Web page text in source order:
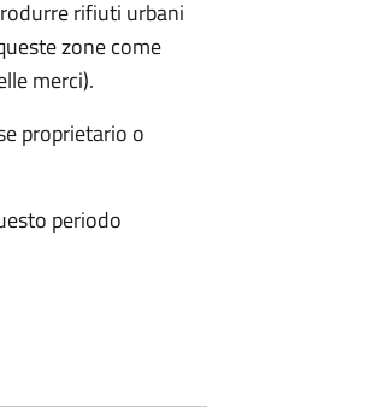
rifiuti urbani
zone come
merci).
proprietario o
periodo